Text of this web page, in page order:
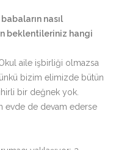
nasıl
beklentileriniz hangi
aile işbirliği olmazsa
bizim elimizde bütün
bir değnek yok.
evde de devam ederse